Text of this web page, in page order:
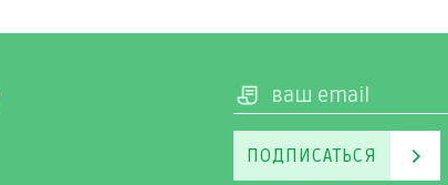
ПОДПИСАТЬСЯ